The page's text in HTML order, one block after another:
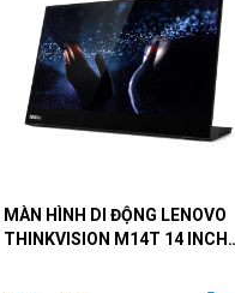
MÀN HÌNH DI ĐỘNG LENOVO
THINKVISION M14T 14 INCH